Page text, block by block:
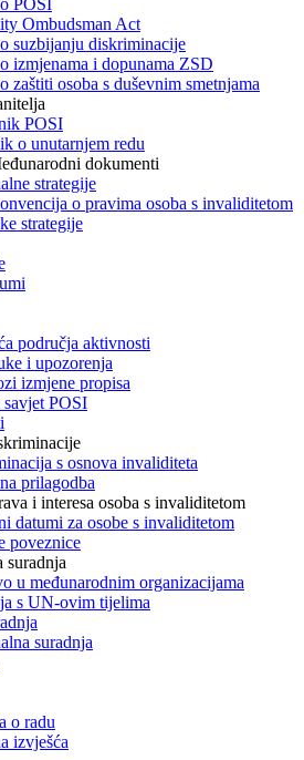
POSI
Ombudsman Act
suzbijanju diskriminacije
izmjenama i dopunama ZSD
zaštiti osoba s duševnim smetnjama
POSI
o unutarnjem redu
dokumenti
strategije
o pravima osoba s invaliditetom
strategije
područja aktivnosti
i upozorenja
izmjene propisa
savjet POSI
s osnova invaliditeta
prilagodba
i interesa osoba s invaliditetom
datumi za osobe s invaliditetom
poveznice
suradnja
u međunarodnim organizacijama
s UN-ovim tijelima
suradnja
o radu
izvješća